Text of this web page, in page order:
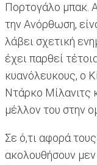
Πορτογάλο μπακ.
την Ανόρθωση,
λάβει σχετική
έχει παρθεί
κυανόλευκους, ο
Ντάρκο Μίλανιτς
μέλλον του στην
Σε ό,τι αφορά
ακολουθήσουν